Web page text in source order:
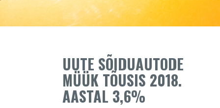
UUTE SÕIDUAUTODE
MÜÜK TÕUSIS 2018.
AASTAL 3,6%